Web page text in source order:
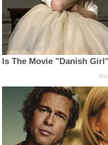
Is The Movie "Danish